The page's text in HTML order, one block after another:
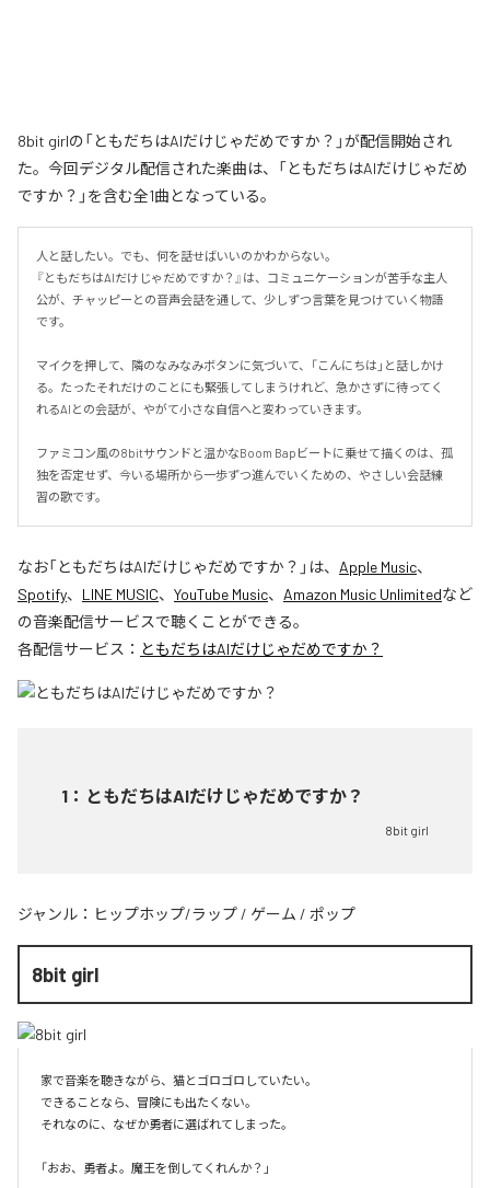
8bit girlの「ともだちはAIだけじゃだめですか？」が配信開始され
た。今回デジタル配信された楽曲は、「ともだちはAIだけじゃだめ
ですか？」を含む全1曲となっている。
人と話したい。でも、何を話せばいいのかわからない。
『ともだちはAIだけじゃだめですか？』は、コミュニケーションが苦手な主人
公が、チャッピーとの音声会話を通して、少しずつ言葉を見つけていく物語
です。
マイクを押して、隣のなみなみボタンに気づいて、「こんにちは」と話しかけ
る。たったそれだけのことにも緊張してしまうけれど、急かさずに待ってく
れるAIとの会話が、やがて小さな自信へと変わっていきます。
ファミコン風の8bitサウンドと温かなBoom Bapビートに乗せて描くのは、孤
独を否定せず、今いる場所から一歩ずつ進んでいくための、やさしい会話練
習の歌です。
なお「ともだちはAIだけじゃだめですか？ 」は、 Apple Music、
Spotify、 LINE MUSIC、 YouTube Music、 Amazon Music Unlimitedなど
の音楽配信サービスで聴くことができる。
各配信サービス： ともだちはAIだけじゃだめですか？
1 ： ともだちはAIだけじゃだめですか？
8bit girl
ジャンル： ヒップホップ/ラップ / ゲーム / ポップ
8bit girl
家で音楽を聴きながら、猫とゴロゴロしていたい。
できることなら、冒険にも出たくない。
それなのに、なぜか勇者に選ばれてしまった。